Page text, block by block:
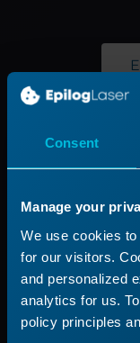
Consent
Manage your
We use cookies to
for our visitors.
and personalized
analytics for us.
policy principles
Product
Begin een
Bedrijf